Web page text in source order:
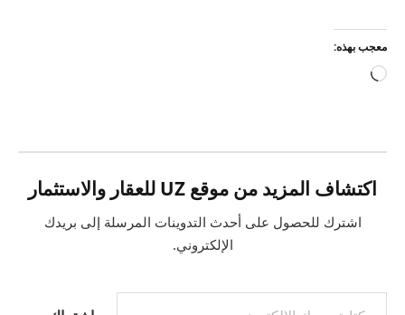
معجب بهذه:
جاري
اكتشاف المزيد من موقع UZ للعقار والاستثمار
اشترك للحصول على أحدث التدوينات المرسلة إلى بريدك
الإلكتروني.
كتابة بريدك الإلكتروني...